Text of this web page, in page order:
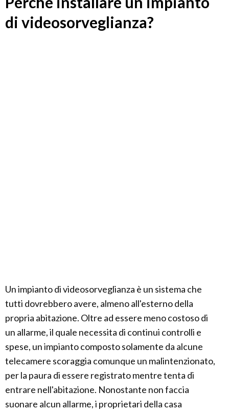
di videosorveglianza?
Un impianto di videosorveglianza è un sistema che
tutti dovrebbero avere, almeno all'esterno della
propria abitazione. Oltre ad essere meno costoso di
un allarme, il quale necessita di continui controlli e
spese, un impianto composto solamente da alcune
telecamere scoraggia comunque un malintenzionato,
per la paura di essere registrato mentre tenta di
entrare nell'abitazione. Nonostante non faccia
suonare alcun allarme, i proprietari della casa